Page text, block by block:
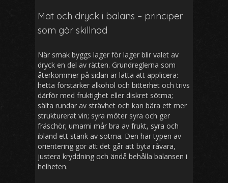
Mat och dryck i balans – principer
som gör skillnad
När smak byggs lager för lager blir valet av
dryck en del av rätten. Grundreglerna som
återkommer på sidan är lätta att applicera:
hetta förstärker alkohol och bitterhet och trivs
därför med fruktighet eller diskret sötma;
sälta rundar av strävhet och kan bära ett mer
strukturerat vin; syra möter syra och ger
fräschör; umami mår bra av frukt, syra och
ibland ett stänk av sötma. Den här typen av
orientering gör att det går att byta råvara,
justera kryddning och ändå behålla balansen i
helheten.